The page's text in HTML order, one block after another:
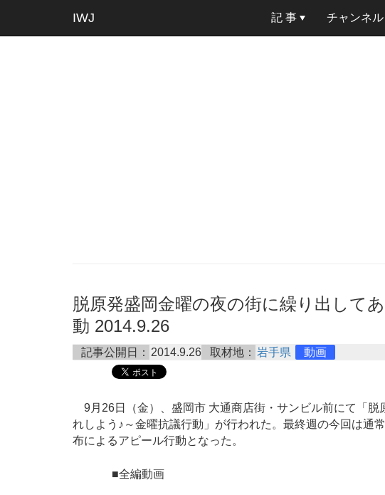
IWJ 記 事 チャンネル
脱原発盛岡金曜の夜の街に繰り出して
動 2014.9.26
記事公開日： 2014.9.26 取材地： 岩手県 動画
9月26日（金）、盛岡市 大通商店街・サンビル前にて「脱
れしよう♪～金曜抗議行動」が行われた。最終週の今回は通
布によるアピール行動となった。
■全編動画